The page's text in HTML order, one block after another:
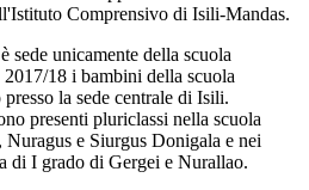
Comprensivo di Isili-Mandas.
sede unicamente della scuola
18 i bambini della scuola
la sede centrale di Isili.
presenti pluriclassi nella scuola
e Siurgus Donigala e nei
di I grado di Gergei e Nurallao.